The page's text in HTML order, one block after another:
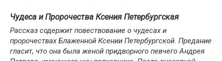
Чудеса и Пророчества Ксения Петербургская
Рассказ содержит повествование о чудесах и
пророчествах Блаженной Ксении Петербургской. Предание
гласит, что она была женой придворного певчего Андрея